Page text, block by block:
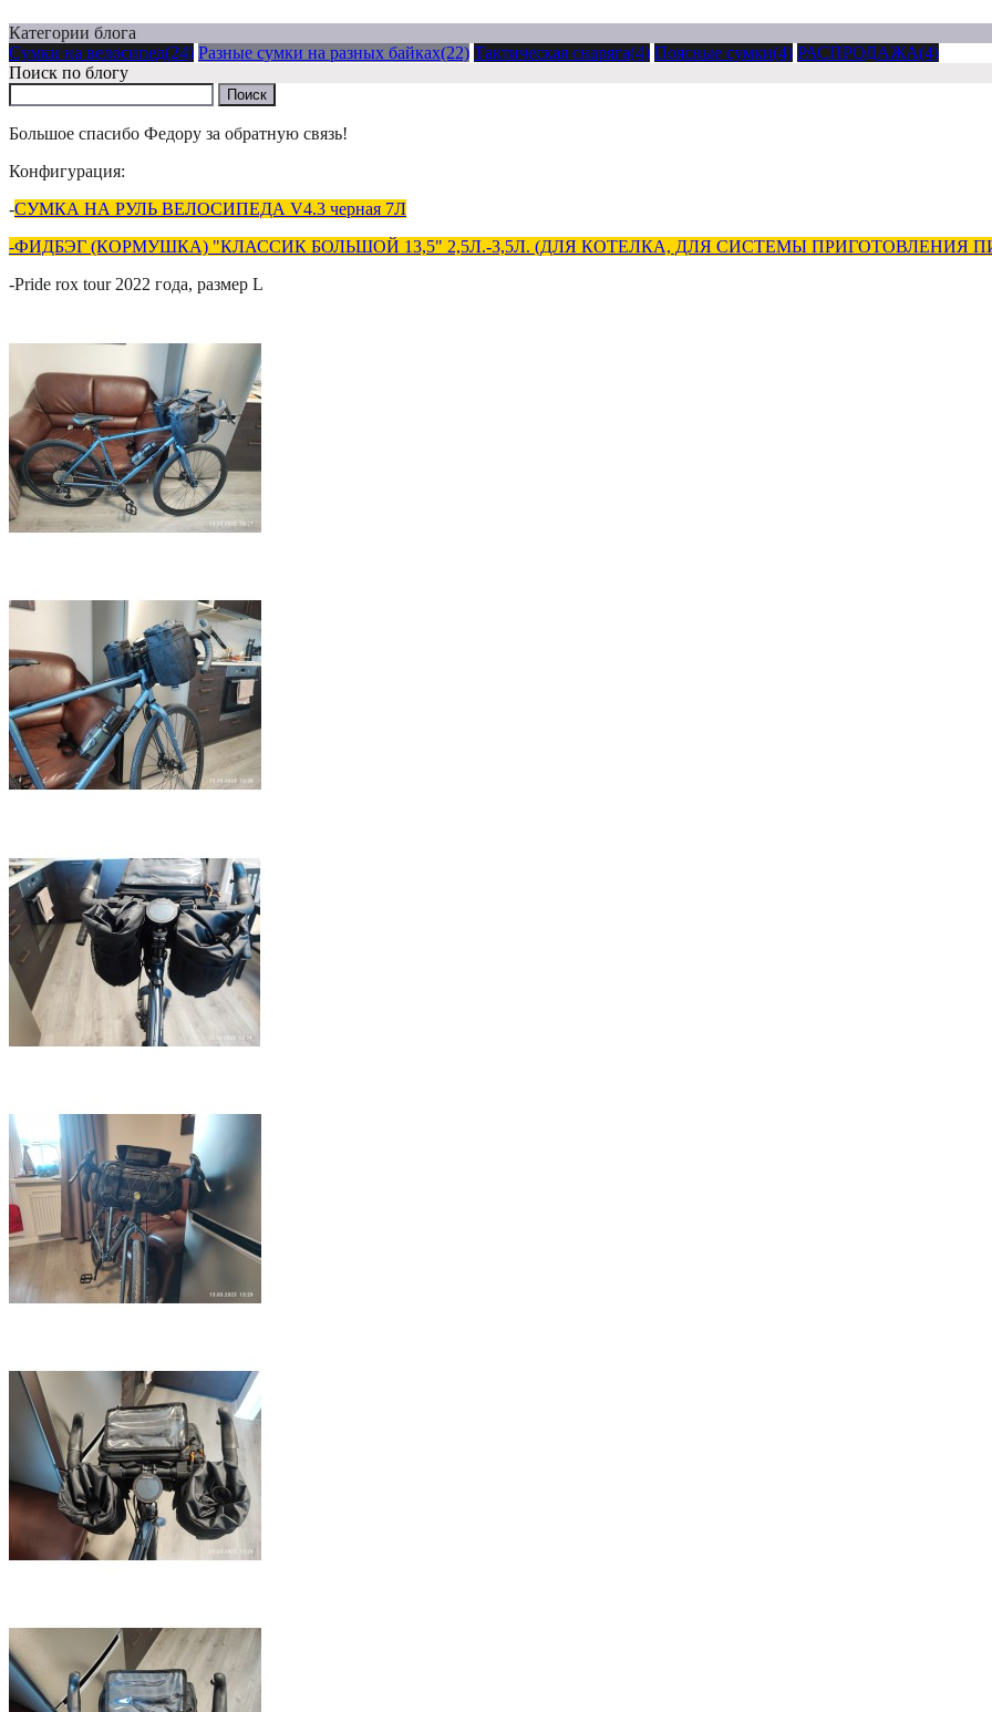
Категории блога
Сумки на велосипед(24) Разные сумки на разных байках(22) Тактическая снаряга(4) Поясные сумки(4) РАСПРОДАЖА(4)
Поиск по блогу
Большое спасибо Федору за обратную связь!
Конфигурация:
-СУМКА НА РУЛЬ ВЕЛОСИПЕДА V4.3 черная 7Л
-ФИДБЭГ (КОРМУШКА) "КЛАССИК БОЛЬШОЙ 13,5" 2,5Л.-3,5Л. (ДЛЯ КОТЕЛКА, ДЛЯ СИСТЕМЫ ПРИГОТОВЛЕНИЯ
-Pride rox tour 2022 года, размер L